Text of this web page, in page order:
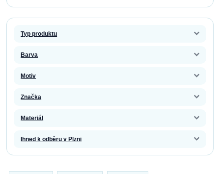
Typ produktu
Barva
Motiv
Značka
Materiál
Ihned k odběru v Plzni